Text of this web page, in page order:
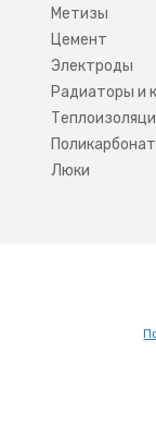
Метизы
Цемент
Электроды
Радиаторы и
Поликарбонат
Люки